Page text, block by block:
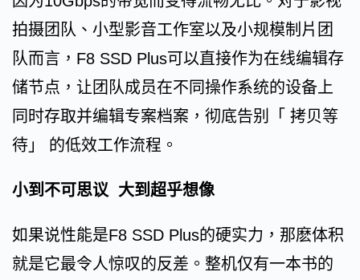
拍摄团队、小型影音工作室以及小规模制片团
队而言，F8 SSD Plus可以直接作为在线编辑存
储节点，让团队成员在不同操作系统的设备上
同时存取并编辑专案档案，彻底告别「 拷贝等
待」 的低效工作流程。
小到不可思议 大到超乎想像
如果说性能是F8 SSD Plus的硬实力，那麽体积
就是它最令人惊叹的反差。整机仅有一本书的